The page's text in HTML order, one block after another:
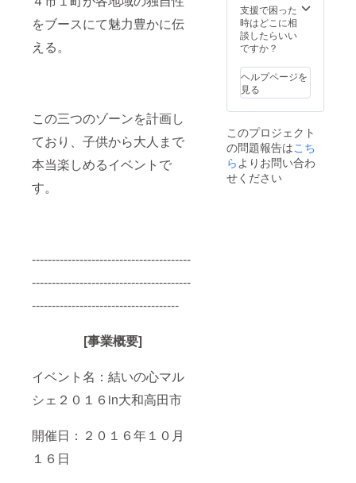
をブースにて魅力豊かに伝
える。
この三つのゾーンを計画し
ており、子供から大人まで
本当楽しめるイベントで
す。
----------------------------------------
----------------------------------------
-------------------------------------
[事業概要]
イベント名：結いの心マル
シェ２０１６in大和高田市
開催日：２０１６年１０月
１６日
支援で困った
時はどこに相
談したらいい
ですか？
ヘルプページを
見る
このプロジェクト
の問題報告はこち
ら よりお問い合わ
せください